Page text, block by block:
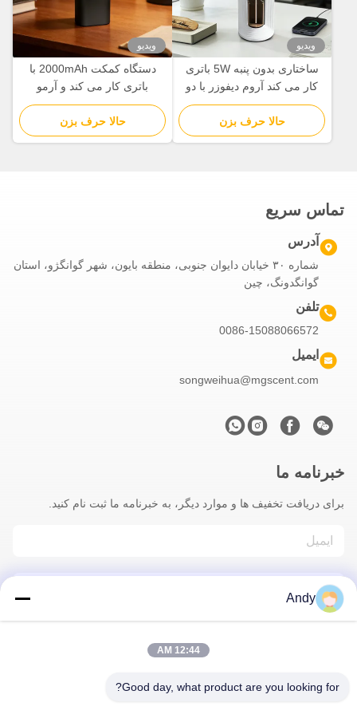
ویدیو
ساختاری بدون پنبه 5W باتری
کار می کند آروم دیفوزر با دو
اتومیزاسیون مایع
حالا حرف بزن
ویدیو
دستگاه کمکت 2000mAh با
باتری کار می کند و آرمو
دیفوسر قابل حمل است
حالا حرف بزن
تماس سریع
آدرس
شماره ۳۰ خیابان دایوان جنوبی، منطقه بایون، شهر گوانگژو، استان
گوانگدونگ، چین
تلفن
0086-15088066572
ایمیل
songweihua@mgscent.com
خبرنامه ما
برای دریافت تخفیف ها و موارد دیگر، به خبرنامه ما ثبت نام کنید.
با ما تماس بگیرید
Andy
12:44 AM
Good day, what product are you looking for?